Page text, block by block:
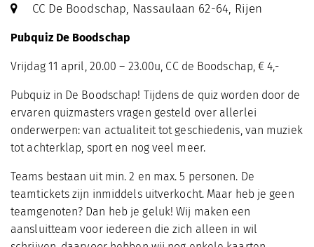
CC De Boodschap, Nassaulaan 62-64, Rijen
Pubquiz De Boodschap
Vrijdag 11 april, 20.00 – 23.00u, CC de Boodschap, € 4,-
Pubquiz in De Boodschap! Tijdens de quiz worden door de
ervaren quizmasters vragen gesteld over allerlei
onderwerpen: van actualiteit tot geschiedenis, van muziek
tot achterklap, sport en nog veel meer.
Teams bestaan uit min. 2 en max. 5 personen. De
teamtickets zijn inmiddels uitverkocht. Maar heb je geen
teamgenoten? Dan heb je geluk! Wij maken een
aansluitteam voor iedereen die zich alleen in wil